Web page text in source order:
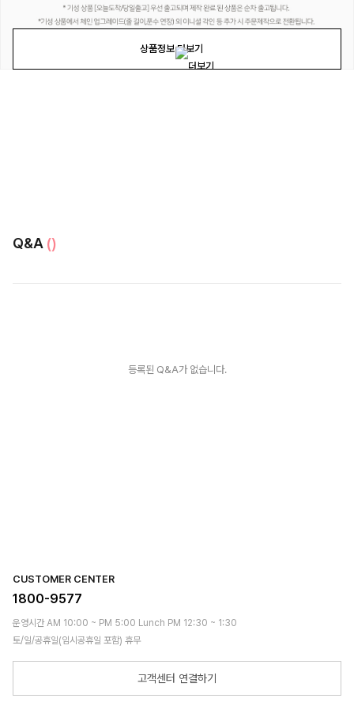
상품정보 더보기
Q&A ()
등록된 Q&A가 없습니다.
CUSTOMER CENTER
1800-9577
운영시간 AM 10:00 ~ PM 5:00 Lunch PM 12:30 ~ 1:30
토/일/공휴일(임시공휴일 포함) 휴무
고객센터 연결하기